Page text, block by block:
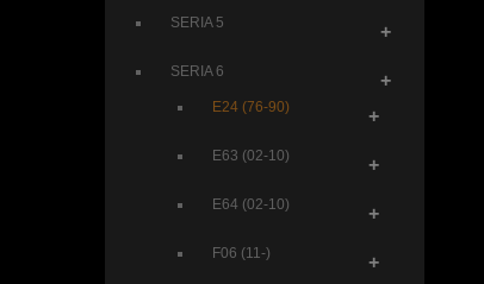
SERIA 5 +
SERIA 6
E24 (76-90) +
E63 (02-10) +
E64 (02-10) +
F06 (11-) +
+